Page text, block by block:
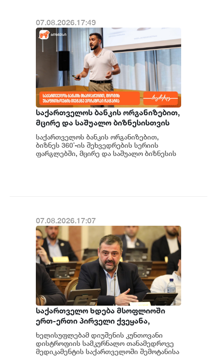
07.08.2026.17:49
საქართველოს ბანკის ორგანიზებით,
მცირე და საშუალო ბიზნესისთვის
შრომის უსაფრთხოების ვორკშოპი
გაიმართა
საქართველოს ბანკის ორგანიზებით,
ბიზნეს 360˚-ის შეხვედრების სერიის
ფარგლებში, მცირე და საშუალო ბიზნესის
07.08.2026.17:07
საქართველო ხდება მსოფლიოში
ერთ-ერთი პირველი ქვეყანა,
რომელიც მედიკამენტ ჯივინოსტატს
შეიძენს და სახელმწიფო
პროგრამაში დანერგავს - ბექა
ხელისუფლებამ დიუშენის კუნთოვანი
დისტროფიის სამკურნალო თანამედროვე
მედიკამენტის საქართველოში შემოტანისა